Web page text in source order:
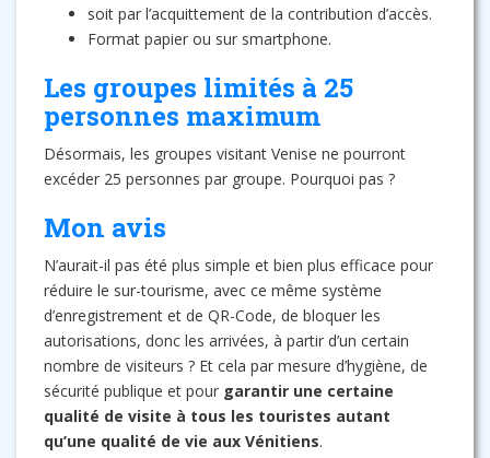
soit par l’acquittement de la contribution d’accès.
Format papier ou sur smartphone.
Les groupes limités à 25
personnes maximum
Désormais, les groupes visitant Venise ne pourront
excéder 25 personnes par groupe. Pourquoi pas ?
Mon avis
N’aurait-il pas été plus simple et bien plus efficace pour
réduire le sur-tourisme, avec ce même système
d’enregistrement et de QR-Code, de bloquer les
autorisations, donc les arrivées, à partir d’un certain
nombre de visiteurs ? Et cela par mesure d’hygiène, de
sécurité publique et pour garantir une certaine
qualité de visite à tous les touristes autant
qu’une qualité de vie aux Vénitiens.